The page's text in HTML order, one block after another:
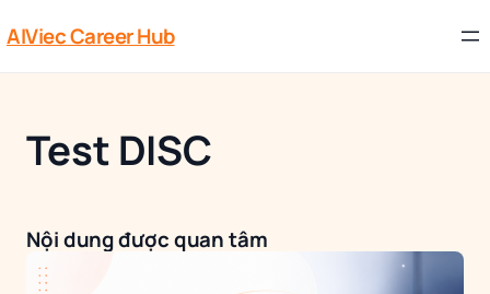
AIViec Career Hub
Test DISC
Nội dung được quan tâm